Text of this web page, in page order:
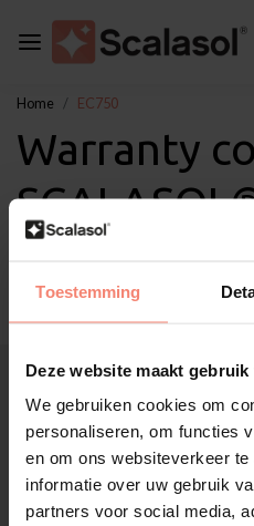
Toestemming
Deze website maakt
We gebruiken cookies om
personaliseren, om functies
en om ons websiteverkeer
informatie over uw gebruik
partners voor social media,
Home EC750
Warranty
Window
About Scalasol®
Applications
Service
Other
Customer Support
My account